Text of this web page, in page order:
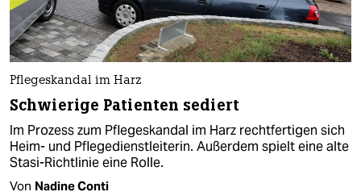
Pflegeskandal im Harz
Schwierige Patienten sediert
Im Prozess zum Pflegeskandal im Harz rechtfertigen sich
Heim- und Pflegedienstleiterin. Außerdem spielt eine alte
Stasi-Richtlinie eine Rolle.
Von Nadine Conti